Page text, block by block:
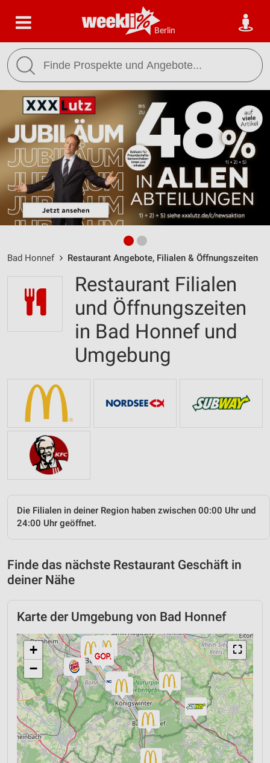
Berlin
Bad Honnef Restaurant Angebote, Filialen & Öffnungszeiten
Restaurant Filialen
und Öffnungszeiten
in Bad Honnef und
Umgebung
Die Filialen in deiner Region haben zwischen 00:00 Uhr und
24:00 Uhr geöffnet.
Finde das nächste Restaurant Geschäft in
deiner Nähe
Karte der Umgebung von Bad Honnef
⛶
+
−